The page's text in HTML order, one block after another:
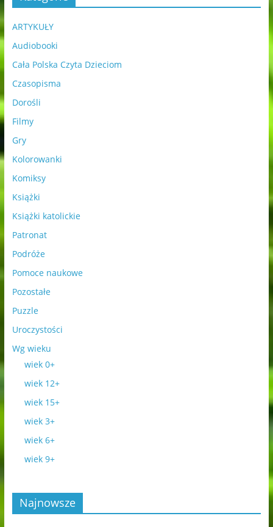
ARTYKUŁY
Audiobooki
Cała Polska Czyta Dzieciom
Czasopisma
Dorośli
Filmy
Gry
Kolorowanki
Komiksy
Książki
Książki katolickie
Patronat
Podróże
Pomoce naukowe
Pozostałe
Puzzle
Uroczystości
Wg wieku
wiek 0+
wiek 12+
wiek 15+
wiek 3+
wiek 6+
wiek 9+
Najnowsze